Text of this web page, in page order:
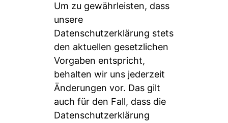
Um zu gewährleisten, dass
unsere
Datenschutzerklärung stets
den aktuellen gesetzlichen
Vorgaben entspricht,
behalten wir uns jederzeit
Änderungen vor. Das gilt
auch für den Fall, dass die
Datenschutzerklärung